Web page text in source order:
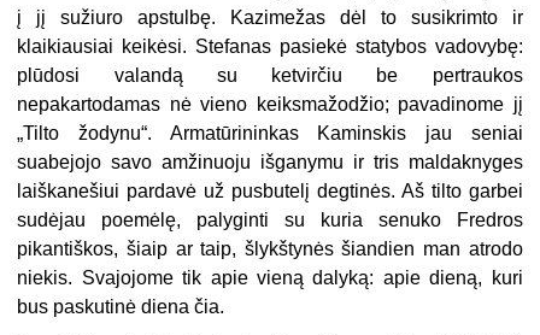
į jį sužiuro apstulbę. Kazimežas dėl to susikrimto ir
klaikiausiai keikėsi. Stefanas pasiekė statybos vadovybę:
plūdosi valandą su ketvirčiu be pertraukos
nepakartodamas nė vieno keiksmažodžio; pavadinome jį
„Tilto žodynu“. Armatūrininkas Kaminskis jau seniai
suabejojo savo amžinuoju išganymu ir tris maldaknyges
laiškanešiui pardavė už pusbutelį degtinės. Aš tilto garbei
sudėjau poemėlę, palyginti su kuria senuko Fredros
pikantiškos, šiaip ar taip, šlykštynės šiandien man atrodo
niekis. Svajojome tik apie vieną dalyką: apie dieną, kuri
bus paskutinė diena čia.